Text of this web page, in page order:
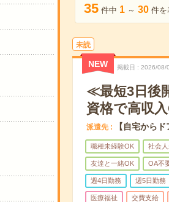
35 件中 1 ～ 30 件を
未読
NEW 掲載日 2026/08/
≪最短3日後
資格で高収入
派遣先 【自宅から
職種未経験OK 社会
友達と一緒OK OA不
週4日勤務 週5日勤務
医療福祉 交費支給